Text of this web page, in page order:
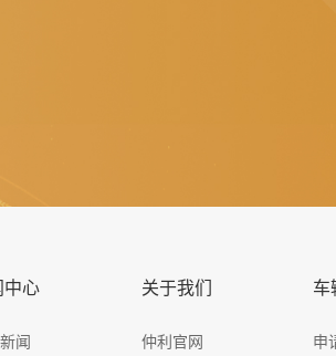
中心
闻
关于我们
仲利官网
车
申